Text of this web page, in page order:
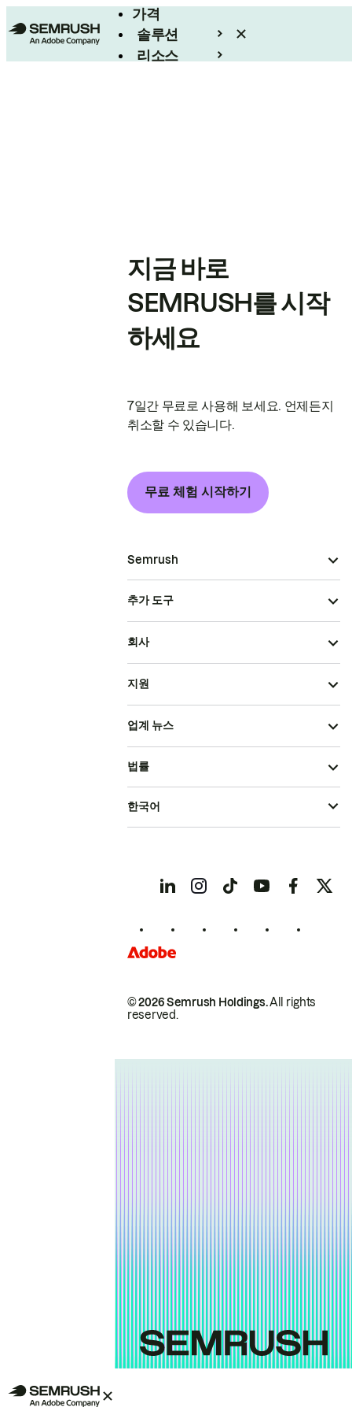
가격
솔루션
리소스
지금 바로
SEMRUSH를 시작
하세요
7일간 무료로 사용해 보세요. 언제든지
취소할 수 있습니다.
무료 체험 시작하기
Semrush
추가 도구
회사
지원
업계 뉴스
© 2026 Semrush Holdings.All rights
reserved.
법률
한국어